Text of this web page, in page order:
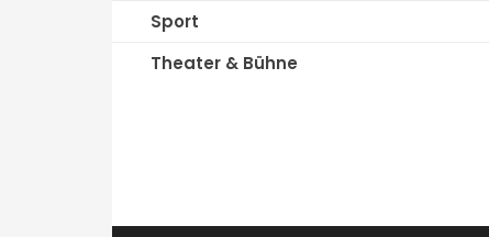
Sport
Theater & Bühne